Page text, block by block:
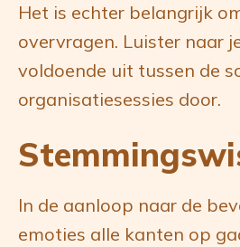
Het is echter belangrijk
overvragen. Luister naar
voldoende uit tussen de
organisatiesessies door.
In de aanloop naar de
emoties alle kanten op